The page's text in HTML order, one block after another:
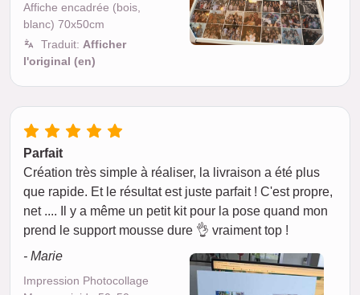
Affiche encadrée (bois,
blanc) 70x50cm
Traduit: Afficher
l'original (en)
Parfait
Création très simple à réaliser, la livraison a été plus
que rapide. Et le résultat est juste parfait ! C'est propre,
net .... Il y a même un petit kit pour la pose quand mon
prend le support mousse dure 👌 vraiment top !
- Marie
Impression Photocollage